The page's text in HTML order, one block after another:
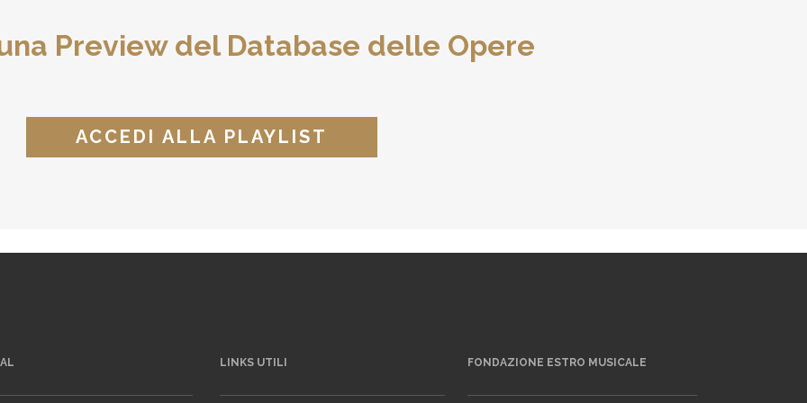
Preview del Database delle Opere
ACCEDI ALLA PLAYLIST
LINKS UTILI FONDAZIONE ESTRO MUSICALE